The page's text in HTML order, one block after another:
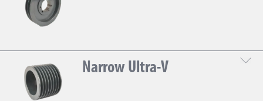
TB Wood's (Regal Rexnord)
DESCARGÁ LA HOJA TÉCNICA
Narrow Ultra-V